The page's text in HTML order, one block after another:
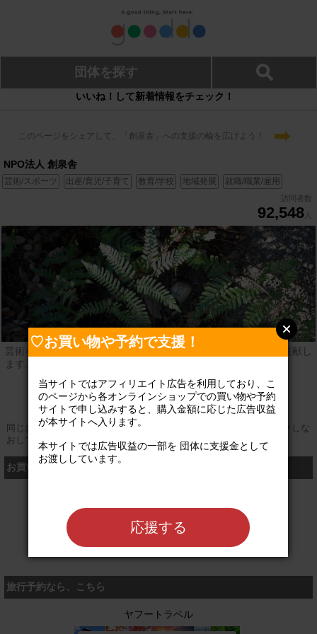
団体を探す
いいね！して新着情報をチェック！
このページをシェアして、「創泉舎」への支援の輪を広げよう！ ➡
NPO法人 創泉舎
芸術/スポーツ 出産/育児/子育て 教育/学校 地域発展 就職/職業/雇用
訪問者数
92,548 人
芸術を日常生活に取り入れて、物よりも心豊かな社会づくりに貢献し
ます。幼児からシニアまで、笑顔と憩いのある時代へ。
公式サイト
同じお買い物やお申し込みを複数回行う場合は、そのたびにクリックしな
おしてください
お買い物するなら、こちら
旅行予約なら、こちら
ヤフートラベル
♡お買い物や予約で支援！
当サイトではアフィリエイト広告を利用しており、こ
のページから各オンラインショップでの買い物や予約
サイトで申し込みすると、購入金額に応じた広告収益
が本サイトへ入ります。
本サイトでは広告収益の一部を 団体に支援金として
お渡ししています。
応援する